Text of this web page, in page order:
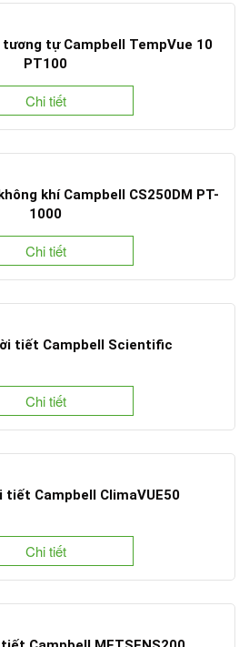
tự Campbell TempVue 10
PT100
Chi tiết
khí Campbell CS250DM PT-
1000
Chi tiết
tiết Campbell Scientific
Chi tiết
tiết Campbell ClimaVUE50
Chi tiết